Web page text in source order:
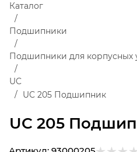
UC 205
Каталог
Подшипники
Подшипники для корпусных
UC
UC 205 Подшипник